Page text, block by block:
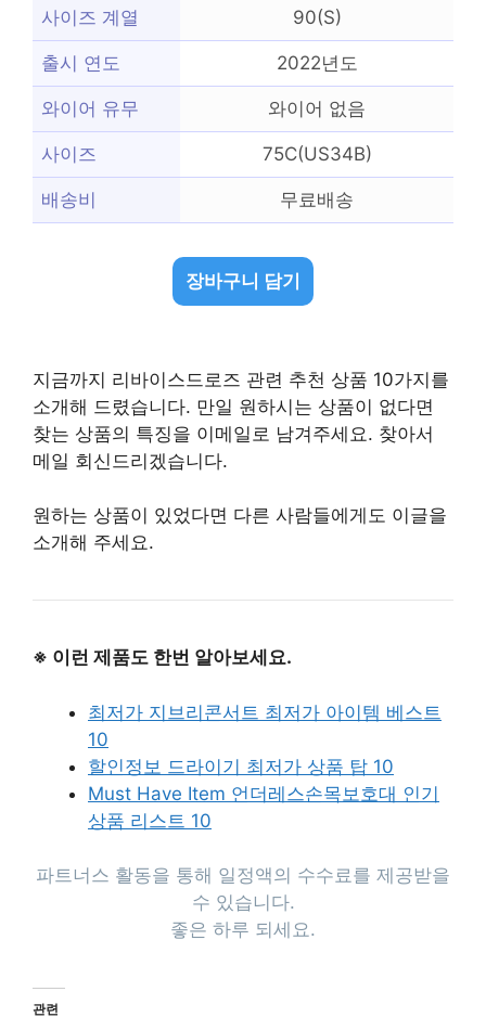
사이즈 계열 90(S)
출시 연도 2022년도
와이어 유무 와이어 없음
사이즈 75C(US34B)
배송비 무료배송
장바구니 담기
지금까지 리바이스드로즈 관련 추천 상품 10가지를
소개해 드렸습니다. 만일 원하시는 상품이 없다면
찾는 상품의 특징을 이메일로 남겨주세요. 찾아서
메일 회신드리겠습니다.
원하는 상품이 있었다면 다른 사람들에게도 이글을
소개해 주세요.
※ 이런 제품도 한번 알아보세요.
최저가 지브리콘서트 최저가 아이템 베스트
10
할인정보 드라이기 최저가 상품 탑 10
Must Have Item 언더레스손목보호대 인기
상품 리스트 10
파트너스 활동을 통해 일정액의 수수료를 제공받을
수 있습니다.
좋은 하루 되세요.
관련